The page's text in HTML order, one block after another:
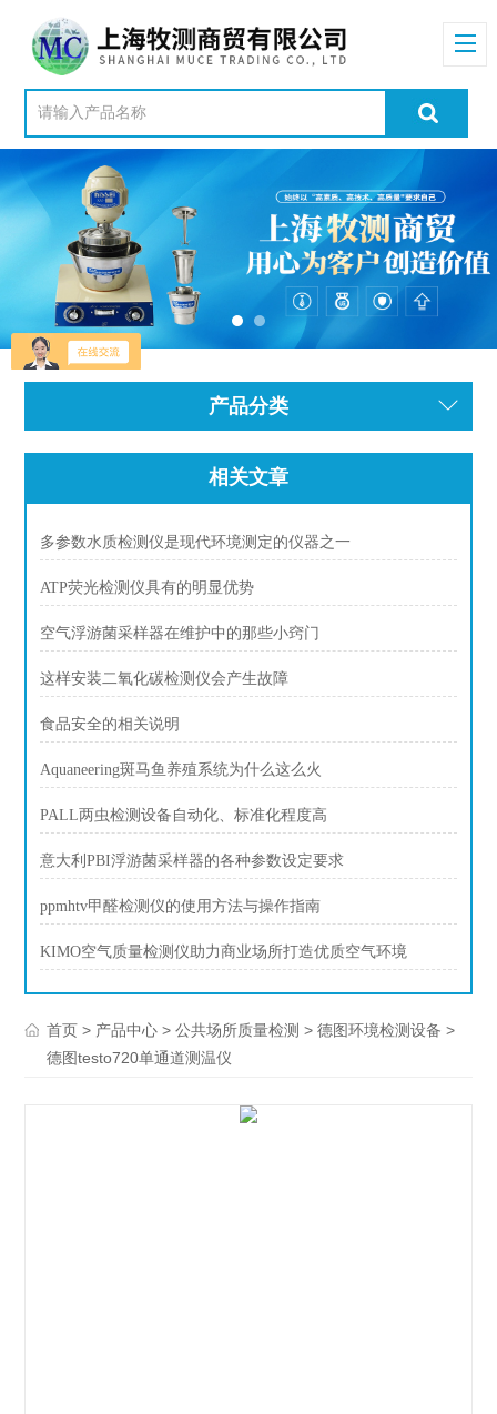
产品分类
相关文章
多参数水质检测仪是现代环境测定的仪器之一
ATP荧光检测仪具有的明显优势
空气浮游菌采样器在维护中的那些小窍门
这样安装二氧化碳检测仪会产生故障
食品安全的相关说明
Aquaneering斑马鱼养殖系统为什么这么火
PALL两虫检测设备自动化、标准化程度高
意大利PBI浮游菌采样器的各种参数设定要求
ppmhtv甲醛检测仪的使用方法与操作指南
KIMO空气质量检测仪助力商业场所打造优质空气环境
首页 > 产品中心 >公共场所质量检测 >德图环境检测设备 >
德图testo720单通道测温仪